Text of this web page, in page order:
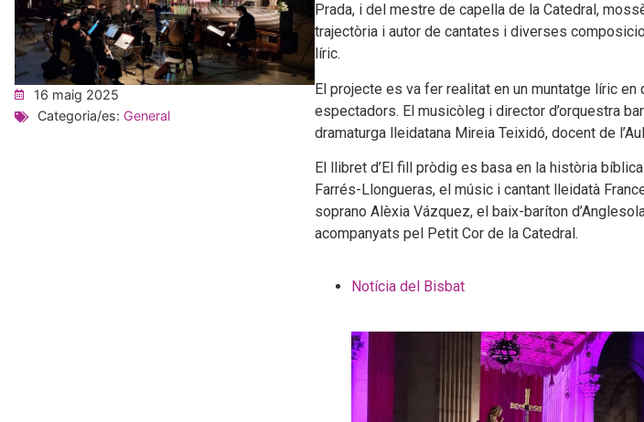
16 maig 2025
Categoria/es: General
Prada, i del mestre de capella de la Catedral,
trajectòria i autor de cantates i diverses
líric.
El projecte es va fer realitat en un muntatge líric
espectadors. El musicòleg i director d’orquestra
dramaturga lleidatana Mireia Teixidó, docent de
El llibret d’El fill pròdig es basa en la història
Farrés-Llongueras, el músic i cantant lleidatà
soprano Alèxia Vázquez, el baix-baríton
acompanyats pel Petit Cor de la Catedral.
Notícia del Bisbat